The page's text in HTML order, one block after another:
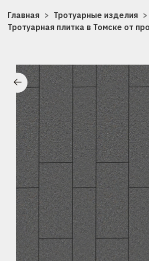
Главная
Тротуарные изделия
Тротуарная плитка в Томске от